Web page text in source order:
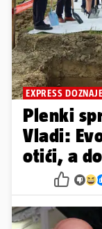
EXPRESS DOZNAJE
Plenki
Vladi: Evo koja
otići, a